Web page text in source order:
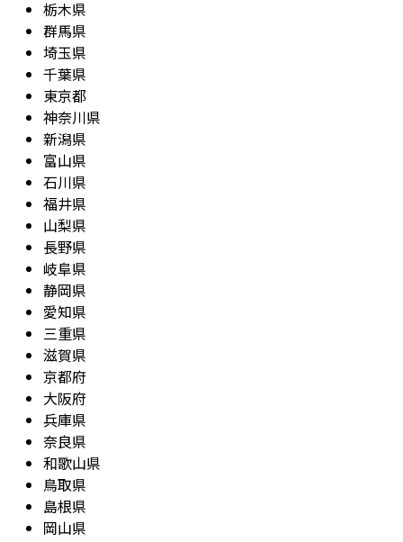
栃木県
群馬県
埼玉県
千葉県
東京都
神奈川県
新潟県
富山県
石川県
福井県
山梨県
長野県
岐阜県
静岡県
愛知県
三重県
滋賀県
京都府
大阪府
兵庫県
奈良県
和歌山県
鳥取県
島根県
岡山県